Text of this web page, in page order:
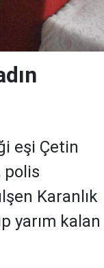
eşi Çetin
polis
Karanlık
yarım kalan